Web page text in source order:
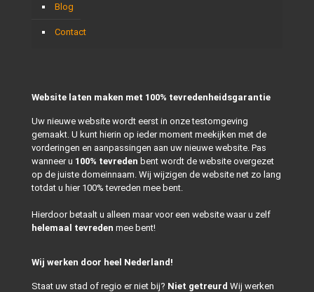
Blog
Contact
Website laten maken met 100% tevredenheidsgarantie
Uw nieuwe website wordt eerst in onze testomgeving
gemaakt. U kunt hierin op ieder moment meekijken met de
vorderingen en aanpassingen aan uw nieuwe website. Pas
wanneer u 100% tevreden bent wordt de website overgezet
op de juiste domeinnaam. Wij wijzigen de website net zo lang
totdat u hier 100% tevreden mee bent.
Hierdoor betaalt u alleen maar voor een website waar u zelf
helemaal tevreden mee bent!
Wij werken door heel Nederland!
Staat uw stad of regio er niet bij? Niet getreurd Wij werken